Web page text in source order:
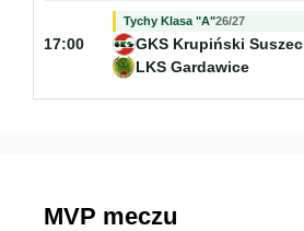
17:00
Tychy Klasa "A"26/27
GKS Krupiński Suszec
LKS Gardawice
MVP meczu